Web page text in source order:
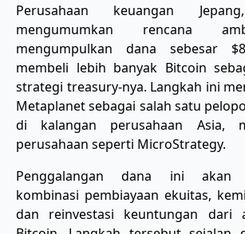
Perusahaan keuangan
mengumumkan rencana
mengumpulkan dana sebesar
membeli lebih banyak Bitcoin
strategi treasury-nya. Langkah ini
Metaplanet sebagai salah satu
di kalangan perusahaan Asia,
perusahaan seperti MicroStrategy.
Penggalangan dana ini akan
kombinasi pembiayaan ekuitas,
dan reinvestasi keuntungan dari